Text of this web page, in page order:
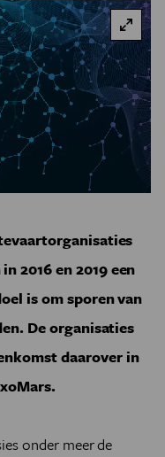
2016 en 2019 een
is om sporen van
De organisaties
daarover in
onder meer de